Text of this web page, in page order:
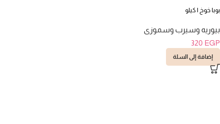
بوبا خوخ ١ كيلو
بيوريه وسيرب وسموزى
320 EGP
إضافة إلى السلة